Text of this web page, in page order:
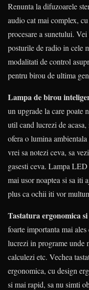
Renunta la difuzoarele
audio cat mai complex,
procesare a sunetului.
posturile de radio in cele
modalitati de control
pentru birou de ultima
Lampa de birou
un upgrade la care poate
util cand lucrezi de
ofera o lumina
vrei sa notezi ceva, sa
gasesti ceva. Lampa
mai usor noaptea si sa iti
plus ca ochii iti vor
Tastatura ergonomica
foarte importanta mai
lucrezi in programe unde
calculezi etc. Vechea
ergonomica, cu design
si mai rapid, sa nu simti